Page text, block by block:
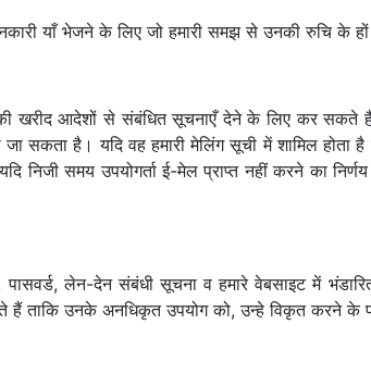
याँ भेजने के लिए जो हमारी समझ से उनकी रुचि के
खरीद आदेशों से संबंधित सूचनाएँ देने के लिए कर सकते
सकता है। यदि वह हमारी मेलिंग सूची में शामिल होता
समय उपयोगर्ता ई-मेल प्राप्त नहीं करने का
लेन-देन संबंधी सूचना व हमारे वेबसाइट में
हैं ताकि उनके अनधिकृत उपयोग को, उन्हे विकृत करने